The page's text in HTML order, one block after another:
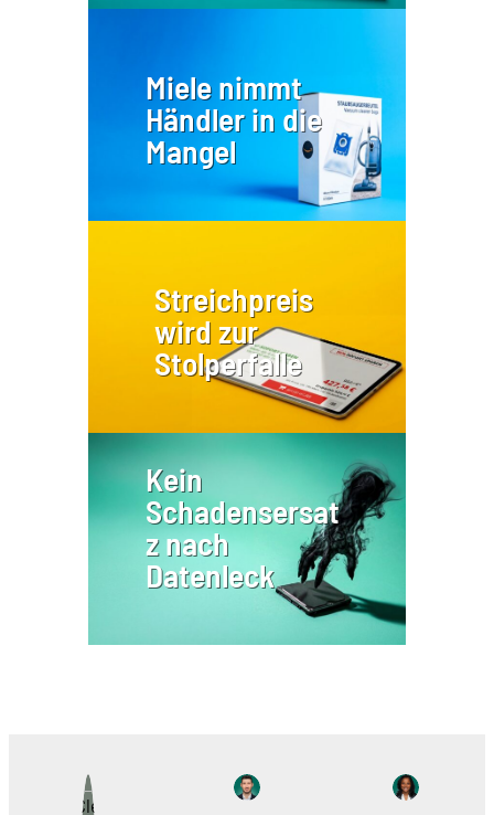
Miele nimmt
Händler in die
Mangel
Streichpreis
wird zur
Stolperfalle
Kein
Schadensersat
z nach
Datenleck